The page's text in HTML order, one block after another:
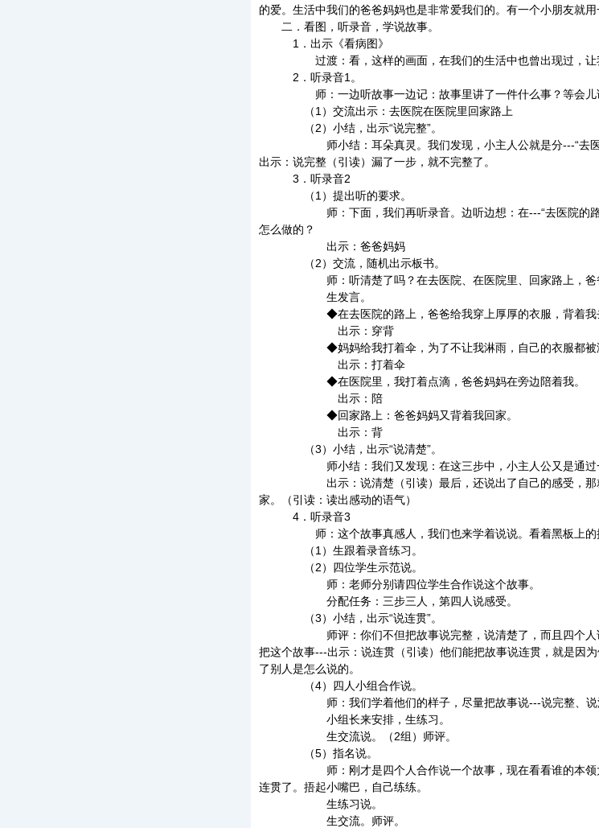
的爱。生活中我们的爸爸妈妈也是非常爱我们的。有一个小朋友就
二．看图，听录音，学说故事。
1．出示《看病图》
过渡：看，这样的画面，在我们的生活中也曾出现过，让我
2．听录音1。
师：一边听故事一边记：故事里讲了一件什么事？等会儿请
（1）交流出示：去医院在医院里回家路上
（2）小结，出示“说完整”。
师小结：耳朵真灵。我们发现，小主人公就是分---“去医院
出示：说完整（引读）漏了一步，就不完整了。
3．听录音2
（1）提出听的要求。
师：下面，我们再听录音。边听边想：在---“去医院的路上
怎么做的？
出示：爸爸妈妈
（2）交流，随机出示板书。
师：听清楚了吗？在去医院、在医院里、回家路上，爸爸
生发言。
◆在去医院的路上，爸爸给我穿上厚厚的衣服，背着我去
出示：穿背
◆妈妈给我打着伞，为了不让我淋雨，自己的衣服都被淋
出示：打着伞
◆在医院里，我打着点滴，爸爸妈妈在旁边陪着我。
出示：陪
◆回家路上：爸爸妈妈又背着我回家。
出示：背
（3）小结，出示“说清楚”。
师小结：我们又发现：在这三步中，小主人公又是通过一
出示：说清楚（引读）最后，还说出了自己的感受，那就
家。（引读：读出感动的语气）
4．听录音3
师：这个故事真感人，我们也来学着说说。看着黑板上的提
（1）生跟着录音练习。
（2）四位学生示范说。
师：老师分别请四位学生合作说这个故事。
分配任务：三步三人，第四人说感受。
（3）小结，出示“说连贯”。
师评：你们不但把故事说完整，说清楚了，而且四个人说一
把这个故事---出示：说连贯（引读）他们能把故事说连贯，就是因
了别人是怎么说的。
（4）四人小组合作说。
师：我们学着他们的样子，尽量把故事说---说完整、说清
小组长来安排，生练习。
生交流说。（2组）师评。
（5）指名说。
师：刚才是四个人合作说一个故事，现在看看谁的本领大
连贯了。捂起小嘴巴，自己练练。
生练习说。
生交流。师评。